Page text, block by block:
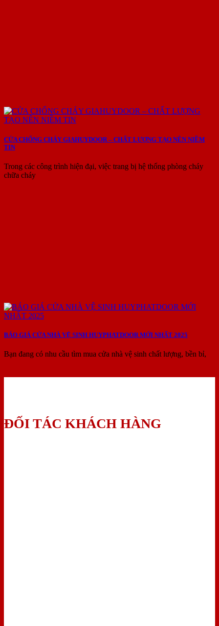
CỬA CHỐNG CHÁY GIAHUYDOOR – CHẤT LƯỢNG TẠO NÊN NIỀM
TIN
Trong các công trình hiện đại, việc trang bị hệ thống phòng cháy
chữa cháy
BÁO GIÁ CỬA NHÀ VỆ SINH HUYPHATDOOR MỚI NHẤT 2025
Bạn đang có nhu cầu tìm mua cửa nhà vệ sinh chất lượng, bền bỉ,
ĐỐI TÁC KHÁCH HÀNG